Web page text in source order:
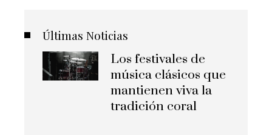
Últimas Noticias
Los festivales de
música clásicos que
mantienen viva la
tradición coral